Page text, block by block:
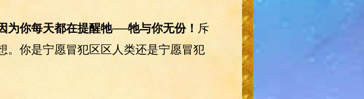
为你每天都在提醒牠──牠与你无份！ 斥
。你是宁愿冒犯区区人类还是宁愿冒犯